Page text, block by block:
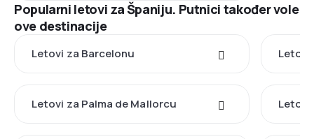
Popularni letovi za Španiju. Putnici također vole
ove destinacije
Letovi za Barcelonu Letovi
Letovi za Palma de Mallorcu Letovi